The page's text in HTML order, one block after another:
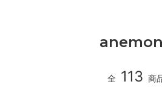
全 113 商